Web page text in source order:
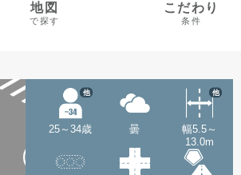
地図
で探す
こだわり
条件
25～34歳
他
曇
幅5.5～
13.0m
他